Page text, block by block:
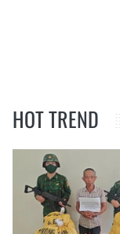
HOT TREND